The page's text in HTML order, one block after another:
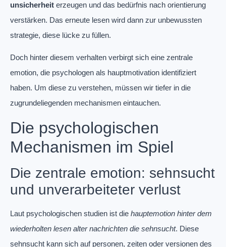
unsicherheit erzeugen und das bedürfnis nach orientierung
verstärken. Das erneute lesen wird dann zur unbewussten
strategie, diese lücke zu füllen.
Doch hinter diesem verhalten verbirgt sich eine zentrale
emotion, die psychologen als hauptmotivation identifiziert
haben. Um diese zu verstehen, müssen wir tiefer in die
zugrundeliegenden mechanismen eintauchen.
Die psychologischen
Mechanismen im Spiel
Die zentrale emotion: sehnsucht
und unverarbeiteter verlust
Laut psychologischen studien ist die hauptemotion hinter dem
wiederholten lesen alter nachrichten die sehnsucht. Diese
sehnsucht kann sich auf personen, zeiten oder versionen des